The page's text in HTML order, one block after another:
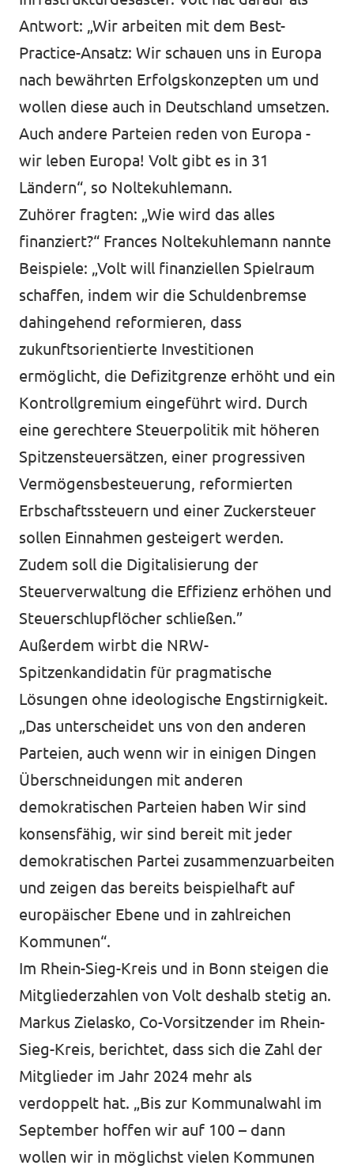
Antwort: „Wir arbeiten mit dem Best-
Practice-Ansatz: Wir schauen uns in Europa
nach bewährten Erfolgskonzepten um und
wollen diese auch in Deutschland umsetzen.
Auch andere Parteien reden von Europa -
wir leben Europa! Volt gibt es in 31
Ländern“, so Noltekuhlemann.
Zuhörer fragten: „Wie wird das alles
finanziert?“ Frances Noltekuhlemann nannte
Beispiele: „Volt will finanziellen Spielraum
schaffen, indem wir die Schuldenbremse
dahingehend reformieren, dass
zukunftsorientierte Investitionen
ermöglicht, die Defizitgrenze erhöht und ein
Kontrollgremium eingeführt wird. Durch
eine gerechtere Steuerpolitik mit höheren
Spitzensteuersätzen, einer progressiven
Vermögensbesteuerung, reformierten
Erbschaftssteuern und einer Zuckersteuer
sollen Einnahmen gesteigert werden.
Zudem soll die Digitalisierung der
Steuerverwaltung die Effizienz erhöhen und
Steuerschlupflöcher schließen.”
Außerdem wirbt die NRW-
Spitzenkandidatin für pragmatische
Lösungen ohne ideologische Engstirnigkeit.
„Das unterscheidet uns von den anderen
Parteien, auch wenn wir in einigen Dingen
Überschneidungen mit anderen
demokratischen Parteien haben Wir sind
konsensfähig, wir sind bereit mit jeder
demokratischen Partei zusammenzuarbeiten
und zeigen das bereits beispielhaft auf
europäischer Ebene und in zahlreichen
Kommunen“.
Im Rhein-Sieg-Kreis und in Bonn steigen die
Mitgliederzahlen von Volt deshalb stetig an.
Markus Zielasko, Co-Vorsitzender im Rhein-
Sieg-Kreis, berichtet, dass sich die Zahl der
Mitglieder im Jahr 2024 mehr als
verdoppelt hat. „Bis zur Kommunalwahl im
September hoffen wir auf 100 – dann
wollen wir in möglichst vielen Kommunen